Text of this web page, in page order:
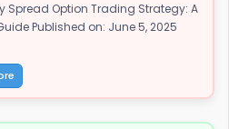
Spread Option Trading Strategy: A
Published on: June 5, 2025